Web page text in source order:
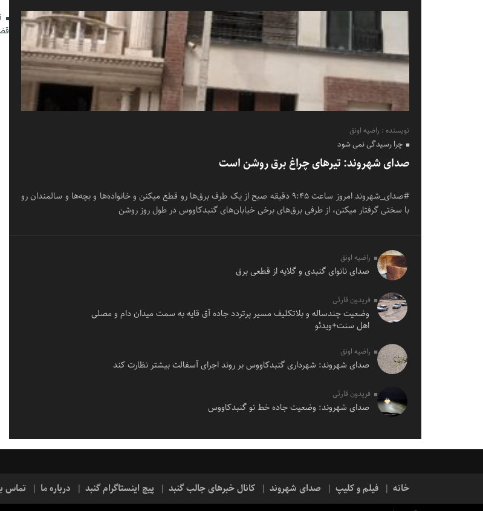
نویسنده : راضیه اونق
چرا رسیدگی نمی شود
صدای شهروند: تیرهای چراغ برق روشن است
#صدای_شهروند امروز ساعت ۹:۴۵ دقیقه صبح از یک طرف برق‌ها رو قطع میکنن و خانواده‌ها و بچه‌ها و سالمندان رو
با سختی گرفتار میکنن، از طرفی برق‌های برخی خیابان‌های گنبدکاووس در طول روز روشن
راضیه اونق
صدای نانوای گنبدی و گلایه از قطعی برق
فریدون قارئی
وضعیت چندساله و بلاتکلیف مسیر پرتردد جاده آق قایه به سمت میدان دام و مصلی
اهل سنت+ویدئو
راضیه اونق
صدای شهروند: شهرداری گنبدکاووس بر روند اجرای آسفالت بیشتر نظارت کند
فریدون قارئی
صدای شهروند: وضعیت جاده خط نو گنبدکاووس
خانه فیلم و کلیپ صدای شهروند کانال خبرهای جالب گنبد پیج اینستاگرام گنبد درباره ما تماس